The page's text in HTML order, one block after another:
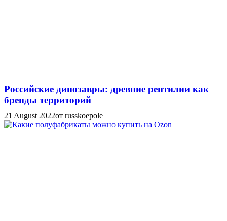
Российские динозавры: древние рептилии как
бренды территорий
21 August 2022от russkoepole